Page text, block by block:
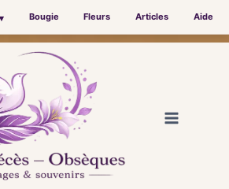
Bougie Fleurs Articles Aide